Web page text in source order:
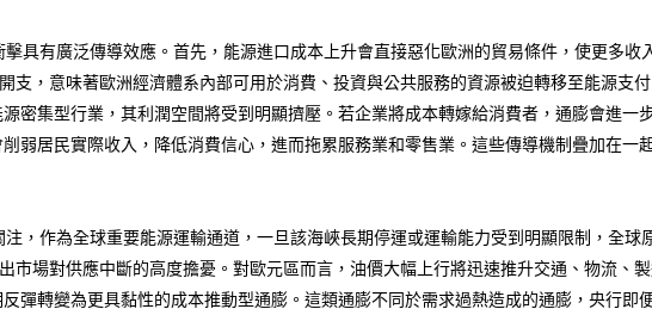
具有廣泛傳導效應。首先，能源進口成本上升會直接惡化歐洲的貿易條件，使更多收
支，意味著歐洲經濟體系內部可用於消費、投資與公共服務的資源被迫轉移至能源支
密集型行業，其利潤空間將受到明顯擠壓。若企業將成本轉嫁給消費者，通膨會進
弱居民實際收入，降低消費信心，進而拖累服務業和零售業。這些傳導機制疊加在一
，作為全球重要能源運輸通道，一旦該海峽長期停運或運輸能力受到明顯限制，全球
市場對供應中斷的高度擔憂。對歐元區而言，油價大幅上行將迅速推升交通、物流、
彈轉變為更具黏性的成本推動型通膨。這類通膨不同於需求過熱造成的通膨，央行